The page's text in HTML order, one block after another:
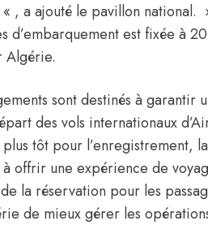
, a ajouté le pavillon
d’embarquement est fixée à
Algérie.
sont destinés à
des vols internationaux d’
tôt pour l’enregistrement,
offrir une expérience de
la réservation pour les
de mieux gérer les